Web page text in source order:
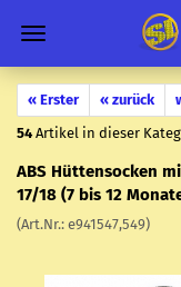
« Erster « zurück
54 Artikel in dieser
ABS Hüt­ten­so­cken
17/18 (7 bis 12
(Art.Nr.: e941547,549)